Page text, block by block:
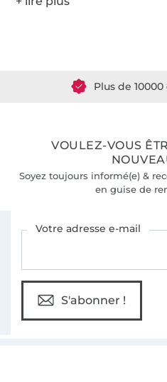
Plus de
VOULEZ-VOUS
Soyez toujours informé(e) &
en guise de
Votre adresse e-mail
S'abonner !